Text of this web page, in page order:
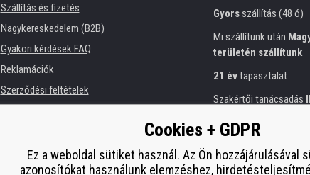
Szállítás és fizetés
Nagykereskedelem (B2B)
Gyakori kérdések FAQ
Reklamációk
Szerződési feltételek
Nyomtatók bérlése
Pótló teljesítmény
Gyorsszállítás (48 ó)
Mi szállítunk után
területén szállítunk
21 évtapasztalat
Szakértői tanácsadás
Előzékeny hozzáállás
Biztonságoson-line
Cookies + GDPR
Ez a weboldal sütiket használ. Az Ön hozzájárulásával
azonosítókat használunk elemzéshez,